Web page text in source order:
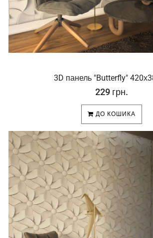
3D панель "Butterfly"
229 грн.
ДО КОШИКА